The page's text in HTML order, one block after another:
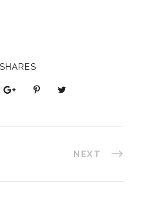
SHARES
NEXT